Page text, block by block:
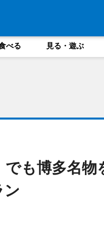
べる 見る・遊ぶ
でも博多名
ン